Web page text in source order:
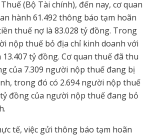
(Bộ Tài chính), đến nay, cơ quan
hành 61.492 thông báo tạm hoãn
thuế nợ là 83.028 tỷ đồng. Trong
nộp thuế bỏ địa chỉ kinh doanh với
tỷ đồng. Cơ quan thuế đã thu
của 7.309 người nộp thuế đang bị
trong đó có 2.694 người nộp thuế
đồng của người nộp thuế đang bỏ
tế, việc gửi thông báo tạm hoãn